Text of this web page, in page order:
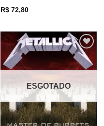
R$72,80
Adicionar
a lista de
desejos
ESGOTADO